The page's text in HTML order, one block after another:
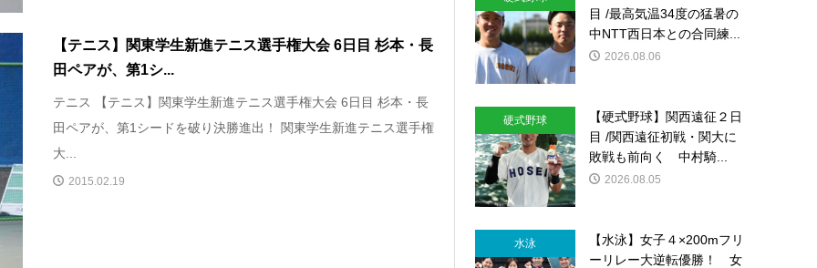
【テニス】関東学生新進テニス選手権大会 6日目 杉本・長
田ペアが、第1シ...
テニス 【テニス】関東学生新進テニス選手権大会 6日目 杉本・長
田ペアが、第1シードを破り決勝進出！ 関東学生新進テニス選手権
大...
2015.02.19
目 /最高気温34度の猛暑の
中NTT西日本との合同練...
2026.08.06
硬式野球
【硬式野球】関西遠征２日
目 /関西遠征初戦・関大に
敗戦も前向く 中村騎...
2026.08.05
水泳
【水泳】女子４×200mフリ
ーリレー大逆転優勝！ 女